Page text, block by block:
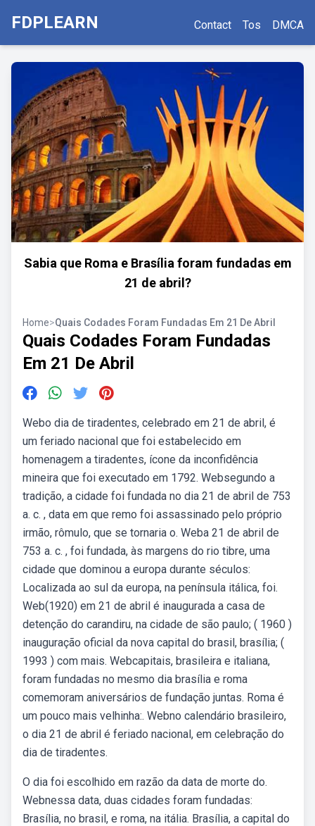
FDPLEARN Contact Tos DMCA
Sabia que Roma e Brasília foram fundadas em
21 de abril?
Home>Quais Codades Foram Fundadas Em 21 De Abril
Quais Codades Foram Fundadas
Em 21 De Abril
Webo dia de tiradentes, celebrado em 21 de abril, é
um feriado nacional que foi estabelecido em
homenagem a tiradentes, ícone da inconfidência
mineira que foi executado em 1792. Websegundo a
tradição, a cidade foi fundada no dia 21 de abril de 753
a. c. , data em que remo foi assassinado pelo próprio
irmão, rômulo, que se tornaria o. Weba 21 de abril de
753 a. c. , foi fundada, às margens do rio tibre, uma
cidade que dominou a europa durante séculos:
Localizada ao sul da europa, na península itálica, foi.
Web(1920) em 21 de abril é inaugurada a casa de
detenção do carandiru, na cidade de são paulo; ( 1960 )
inauguração oficial da nova capital do brasil, brasília; (
1993 ) com mais. Webcapitais, brasileira e italiana,
foram fundadas no mesmo dia brasília e roma
comemoram aniversários de fundação juntas. Roma é
um pouco mais velhinha:. Webno calendário brasileiro,
o dia 21 de abril é feriado nacional, em celebração do
dia de tiradentes.
O dia foi escolhido em razão da data de morte do.
Webnessa data, duas cidades foram fundadas:
Brasília, no brasil, e roma, na itália. Brasília, a capital do